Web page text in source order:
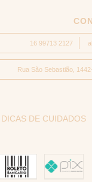
16 99713 2127
Rua São Sebastião,
DICAS DE CUIDADOS